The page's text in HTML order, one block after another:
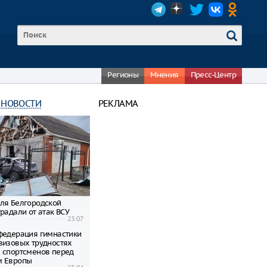
Регионы Мнения Пресс-Центр
Белгородской
от атак ВСУ
23:07
гимнастики
трудностях
перед
Европы
РЕКЛАМА